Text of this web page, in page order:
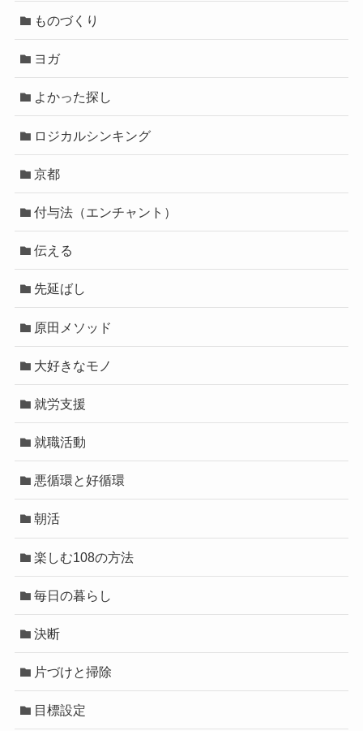
ものづくり
ヨガ
よかった探し
ロジカルシンキング
京都
付与法（エンチャント）
伝える
先延ばし
原田メソッド
大好きなモノ
就労支援
就職活動
悪循環と好循環
朝活
楽しむ108の方法
毎日の暮らし
決断
片づけと掃除
目標設定